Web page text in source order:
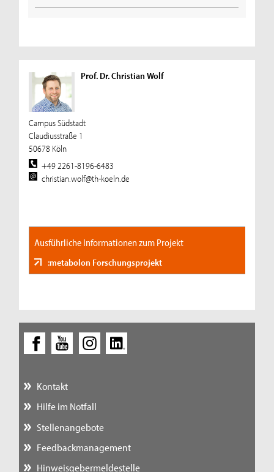
Prof. Dr. Christian Wolf
Campus Südstadt
Claudiusstraße 1
50678 Köln
+49 2261-8196-6483
christian.wolf@th-koeln.de
Ausführliche Informationen zum Projekt
:metabolon Forschungsprojekt
Kontakt
Hilfe im Notfall
Stellenangebote
Feedbackmanagement
Hinweisgebermeldestelle